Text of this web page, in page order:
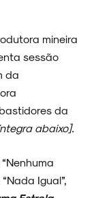
mineira
sessão
da
da
abaixo].
“Nada Igual”,